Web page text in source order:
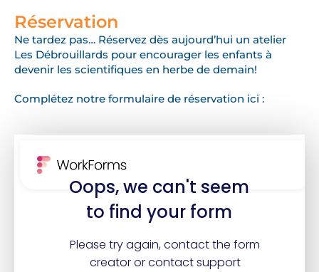
Réservation
Ne tardez pas… Réservez dès aujourd’hui un atelier
Les Débrouillards pour encourager les enfants à
devenir les scientifiques en herbe de demain!
Complétez notre formulaire de réservation ici :